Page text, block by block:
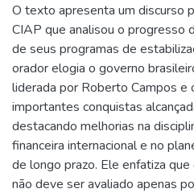
O texto apresenta um discurso
CIAP que analisou o progresso
de seus programas de
orador elogia o governo
liderada por Roberto Campos e
importantes conquistas
destacando melhorias na
financeira internacional e no
de longo prazo. Ele enfatiza
não deve ser avaliado apenas